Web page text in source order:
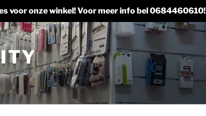
voor onze winkel! Voor meer info bel 0684460610!